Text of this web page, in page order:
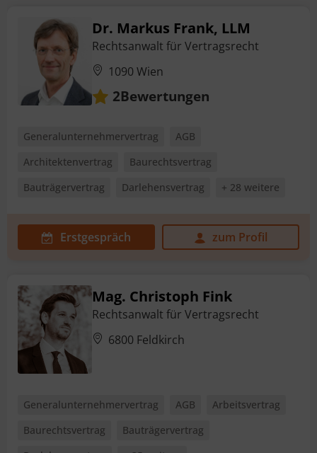
Dr. Markus Frank, LLM
Rechtsanwalt für Vertragsrecht
1090 Wien
2Bewertungen
Generalunternehmervertrag
AGB
Architektenvertrag
Baurechtsvertrag
Bauträgervertrag
Darlehensvertrag + 28 weitere
Erstgespräch zum Profil
Mag. Christoph Fink
Rechtsanwalt für Vertragsrecht
6800 Feldkirch
Generalunternehmervertrag AGB
Arbeitsvertrag
Baurechtsvertrag
Bauträgervertrag